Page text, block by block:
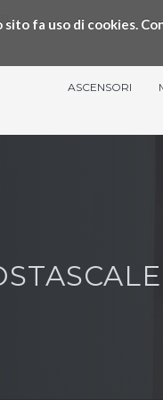
fa uso di cookies.
ASCENSORI